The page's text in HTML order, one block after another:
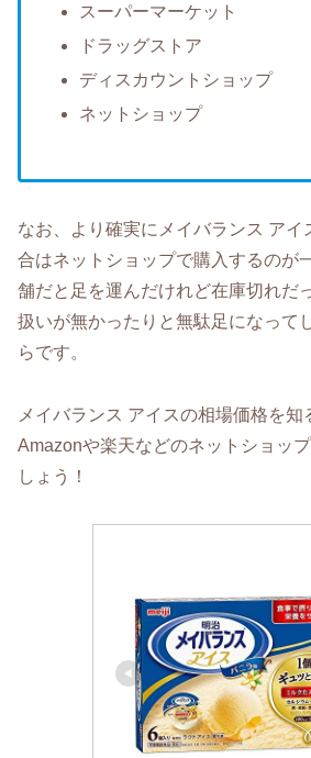
スーパーマーケット
ドラッグストア
ディスカウントショップ
ネットショップ
なお、より確実にメイバランス アイ
合はネットショップで購入するのが
舗だと足を運んだけれど在庫切れだ
扱いが無かったりと無駄足になって
らです。
メイバランス アイスの相場価格を知
Amazonや楽天などのネットショッ
しょう！